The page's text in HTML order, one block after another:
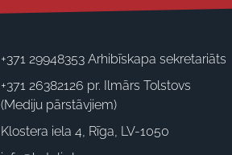
+371 29948353 Arhibīskapa sekretariāts
+371 26382126 pr. Ilmārs Tolstovs
(Mediju pārstāvjiem)
Klostera iela 4, Rīga, LV-1050